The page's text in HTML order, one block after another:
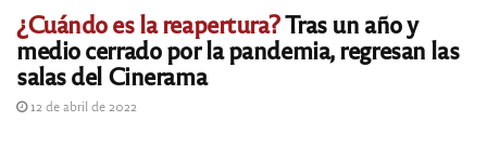
¿Cuándo es la reapertura?Tras un año y
medio cerrado por la pandemia, regresan las
salas del Cinerama
12 de abril de 2022